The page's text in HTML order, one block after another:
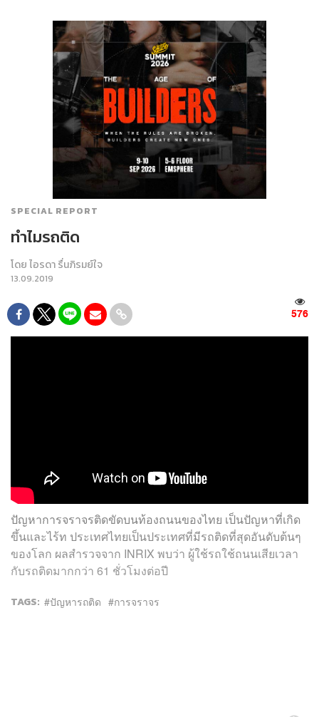
SPECIAL REPORT
ทำไมรถติด
โดยไอรดา รื่นภิรมย์ใจ
13.09.2019
576
ปัญหาการจราจรติดขัดบนท้องถนนของไทย เป็นปัญหาที่เกิด
ขึ้นและไร้ท ประเทศไทยเป็นประเทศที่มีรถติดที่สุดอันดับต้นๆ
ของโลก ผลสำรวจจาก INRIX พบว่า ผู้ใช้รถใช้ถนนเสียเวลา
กับรถติดมากกว่า 61 ชั่วโมงต่อปี
TAGS: ปัญหารถติด การจราจร